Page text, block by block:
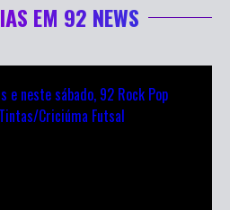
EM 92 NEWS